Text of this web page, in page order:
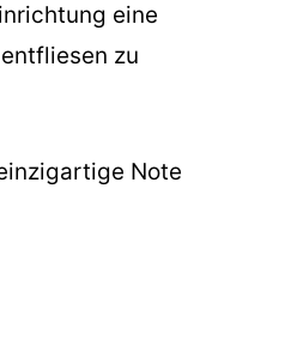
eine
zu
Note